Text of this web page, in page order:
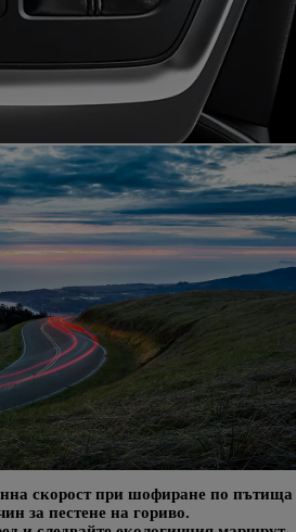
скорост при шофиране по пътища
за пестене на гориво.